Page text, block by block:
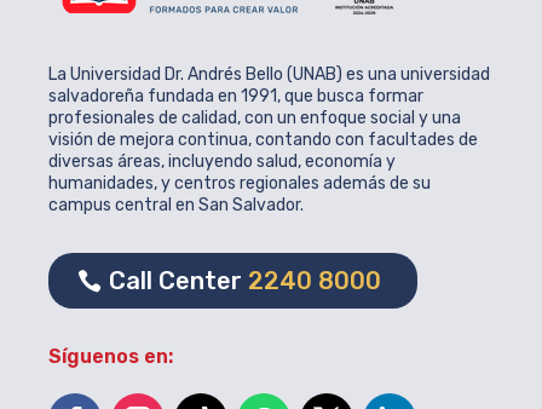
La Universidad Dr. Andrés Bello (UNAB) es una universidad
salvadoreña fundada en 1991, que busca formar
profesionales de calidad, con un enfoque social y una
visión de mejora continua, contando con facultades de
diversas áreas, incluyendo salud, economía y
humanidades, y centros regionales además de su
campus central en San Salvador.
Call Center 2240 8000
Síguenos en: